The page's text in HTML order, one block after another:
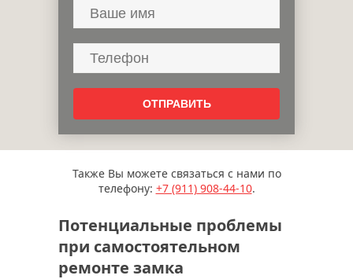
Также Вы можете связаться с нами по
телефону: +7 (911)908-44-10.
Потенциальные проблемы
при самостоятельном
ремонте замка